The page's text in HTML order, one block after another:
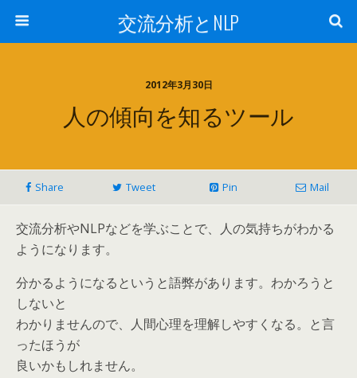
交流分析とNLP
2012年3月30日
人の傾向を知るツール
Share Tweet Pin Mail
交流分析やNLPなどを学ぶことで、人の気持ちがわかる
ようになります。
分かるようになるというと語弊があります。わかろうと
しないと
わかりませんので、人間心理を理解しやすくなる。と言
ったほうが
良いかもしれません。